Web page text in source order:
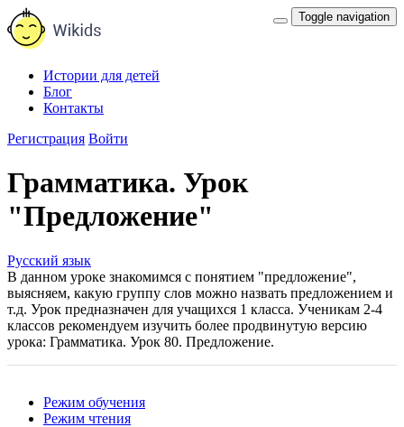
Toggle navigation
Истории для детей
Блог
Контакты
Регистрация Войти
Грамматика. Урок
"Предложение"
Русский язык
В данном уроке знакомимся с понятием "предложение",
выясняем, какую группу слов можно назвать предложением и
т.д. Урок предназначен для учащихся 1 класса. Ученикам 2-4
классов рекомендуем изучить более продвинутую версию
урока: Грамматика. Урок 80. Предложение.
Режим обучения
Режим чтения